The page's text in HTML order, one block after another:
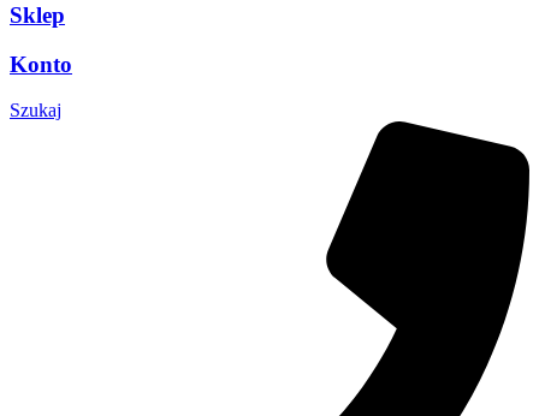
Sklep
Konto
Szukaj